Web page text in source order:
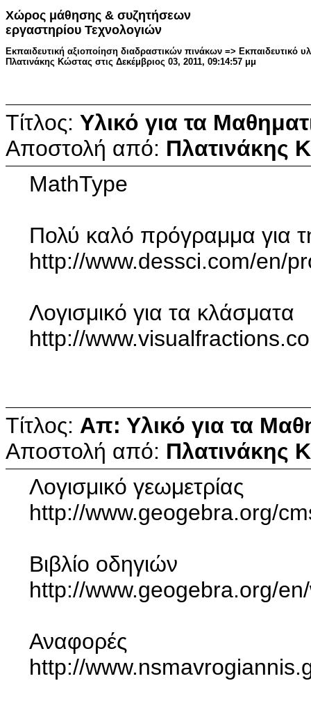
Χώρος μάθησης & συζητήσεων
εργαστηρίου Τεχνολογιών
Εκπαιδευτική αξιοποίηση διαδραστικών πινάκων => Εκπαιδευτικό
Πλατινάκης Κώστας στις Δεκέμβριος 03, 2011, 09:14:57 μμ
Τίτλος: Υλικό για τα
Αποστολή από: Πλατινάκης
MathType
Πολύ καλό πρόγραμμα για
http://www.dessci.com/en/
Λογισμικό για τα κλάσματα
http://
Τίτλος: Απ: Υλικό για τα
Αποστολή από: Πλατινάκης
Λογισμικό γεωμετρίας
http://www.geogebra.org/
Βιβλίο οδηγιών
http://www.geogebra.org/
Αναφορές
http://